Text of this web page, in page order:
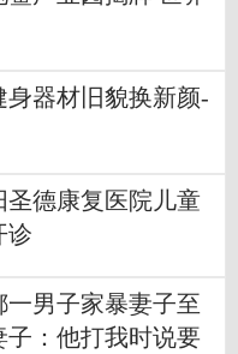
身器材旧貌换新颜-
圣德康复医院儿童
诊
男子家暴妻子至
子：他打我时说要